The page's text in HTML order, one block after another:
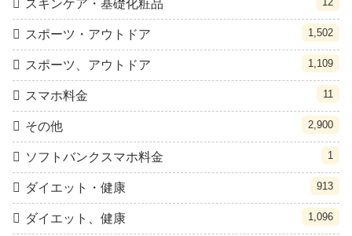
スキンケア・基礎化粧品
スポーツ・アウトドア 1,502
スポーツ、アウトドア 1,109
スマホ料金 11
その他 2,900
ソフトバンクスマホ料金 1
ダイエット・健康 913
ダイエット、健康 1,096